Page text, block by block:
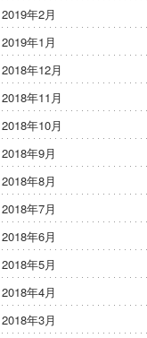
2019年2月
2019年1月
2018年12月
2018年11月
2018年10月
2018年9月
2018年8月
2018年7月
2018年6月
2018年5月
2018年4月
2018年3月